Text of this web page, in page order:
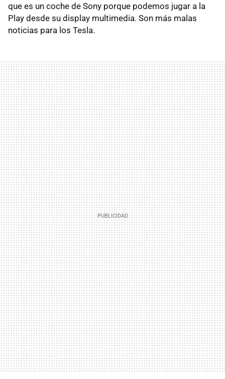
que es un coche de Sony porque podemos jugar a la
Play desde su display multimedia. Son más malas
noticias para los Tesla.